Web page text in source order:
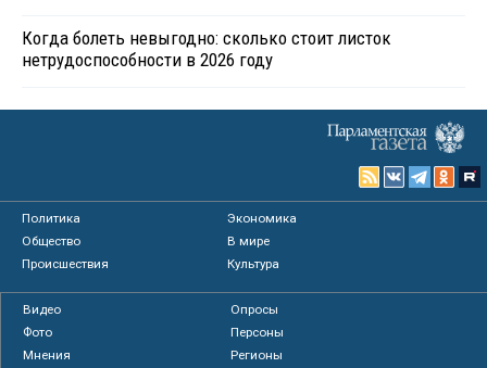
Когда болеть невыгодно: сколько стоит листок
нетрудоспособности в 2026 году
Политика
Экономика
Общество
В мире
Происшествия
Культура
Видео
Опросы
Фото
Персоны
Мнения
Регионы